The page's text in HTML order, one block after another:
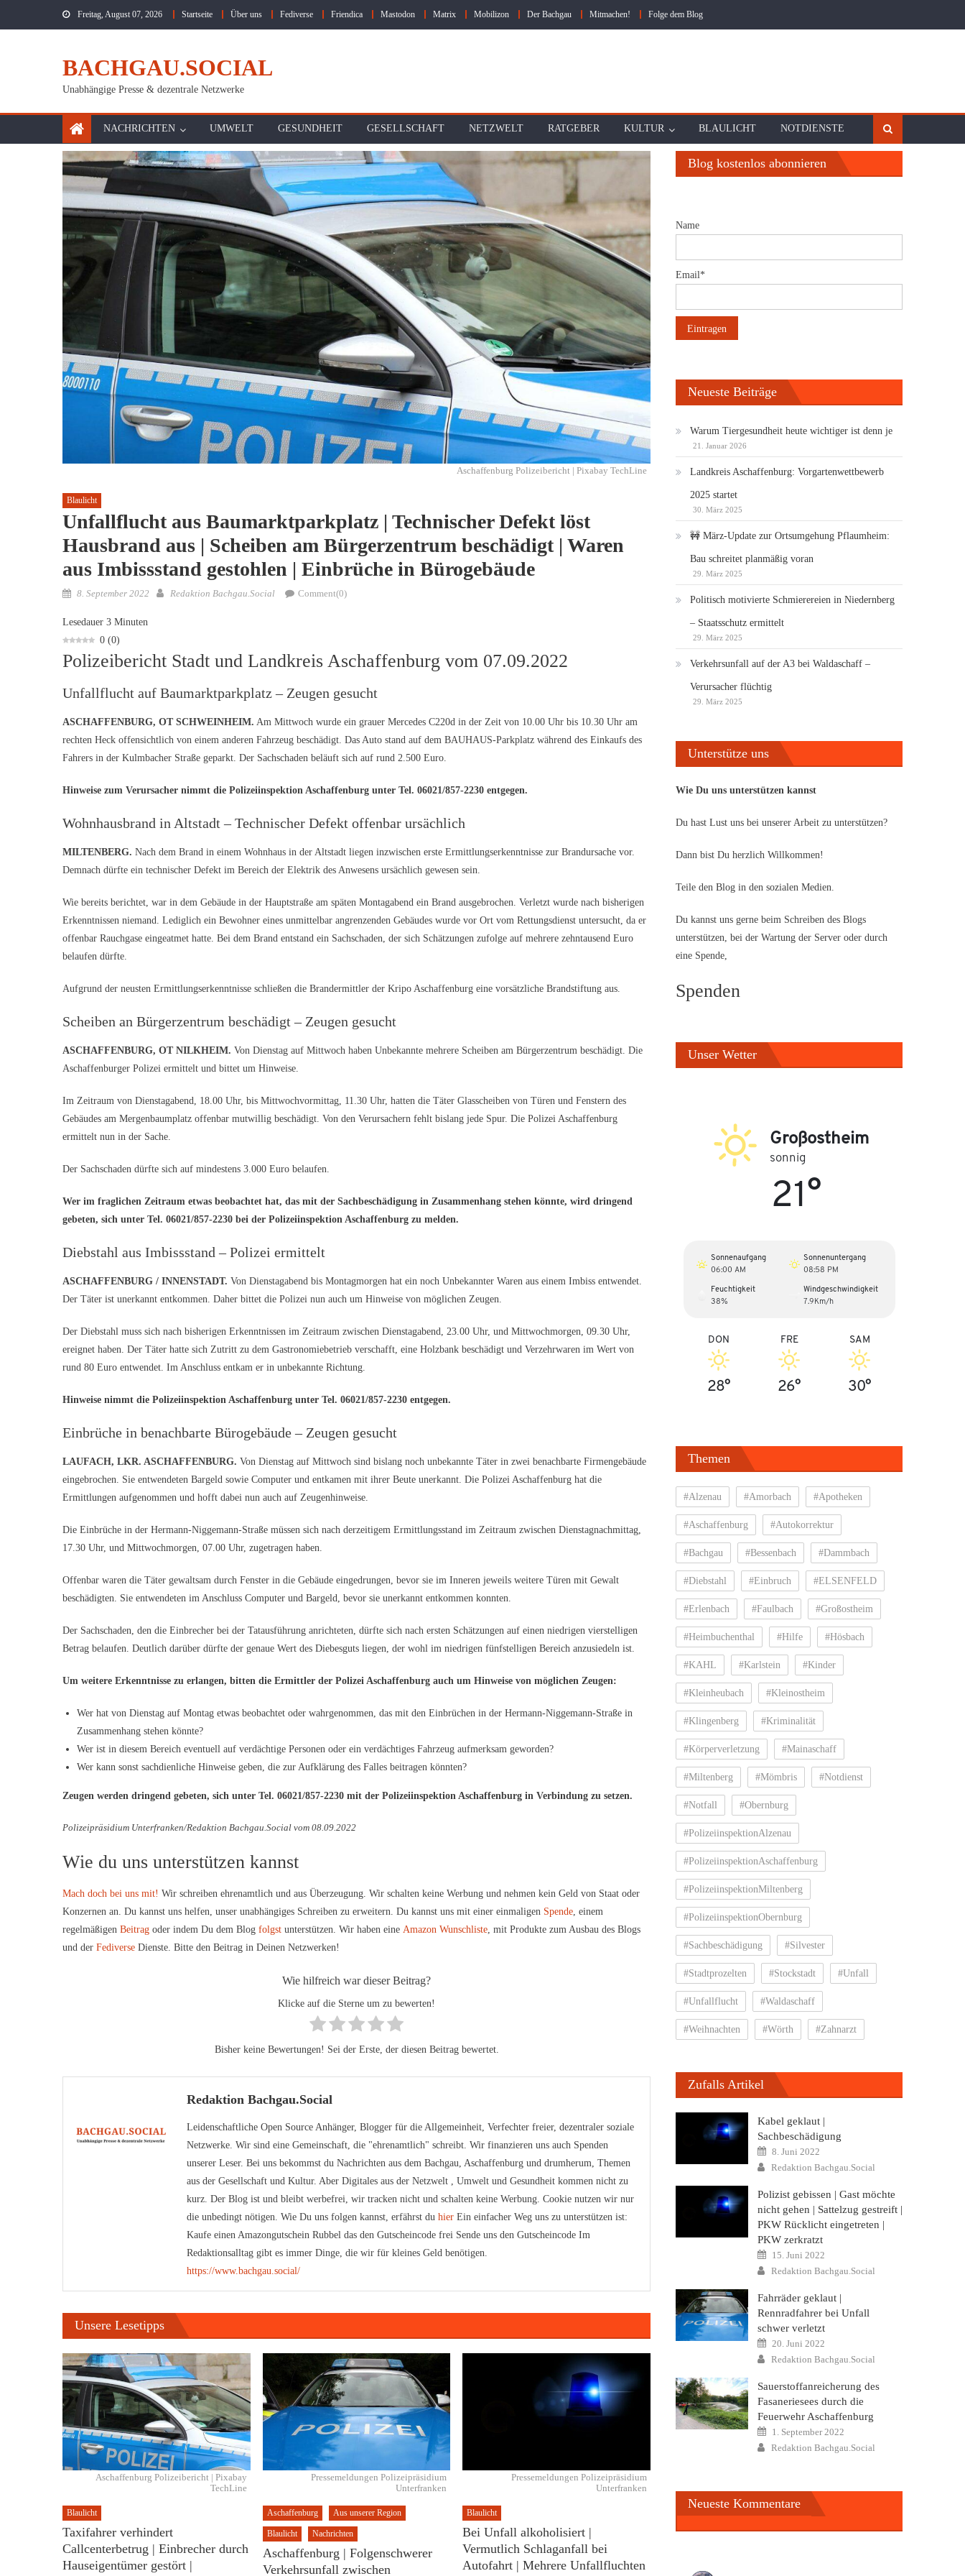
Freitag, August 07, 2026 Startseite Über uns Fediverse Friendica Mastodon Matrix Mobilizon Der Bachgau Mitmachen! Folge dem Blog
BACHGAU.SOCIAL
Unabhängige Presse & dezentrale Netzwerke
NACHRICHTEN UMWELT GESUNDHEIT GESELLSCHAFT NETZWELT RATGEBER KULTUR BLAULICHT NOTDIENSTE
Aschaffenburg Polizeibericht | Pixabay TechLine
Blaulicht
Unfallflucht aus Baumarktparkplatz | Technischer Defekt löst
Hausbrand aus | Scheiben am Bürgerzentrum beschädigt | Waren
aus Imbissstand gestohlen | Einbrüche in Bürogebäude
Posted
8. September 2022 Author
Redaktion Bachgau.Social Comment(0)
Lesedauer 3 Minuten
0 (0)
Polizeibericht Stadt und Landkreis Aschaffenburg vom 07.09.2022
Unfallflucht auf Baumarktparkplatz – Zeugen gesucht
ASCHAFFENBURG, OT SCHWEINHEIM. Am Mittwoch wurde ein grauer Mercedes C220d in der Zeit von 10.00 Uhr bis 10.30 Uhr am
rechten Heck offensichtlich von einem anderen Fahrzeug beschädigt. Das Auto stand auf dem BAUHAUS-Parkplatz während des Einkaufs des
Fahrers in der Kulmbacher Straße geparkt. Der Sachschaden beläuft sich auf rund 2.500 Euro.
Hinweise zum Verursacher nimmt die Polizeiinspektion Aschaffenburg unter Tel. 06021/857-2230 entgegen.
Wohnhausbrand in Altstadt – Technischer Defekt offenbar ursächlich
MILTENBERG. Nach dem Brand in einem Wohnhaus in der Altstadt liegen inzwischen erste Ermittlungserkenntnisse zur Brandursache vor.
Demnach dürfte ein technischer Defekt im Bereich der Elektrik des Anwesens ursächlich gewesen sein.
Wie bereits berichtet, war in dem Gebäude in der Hauptstraße am späten Montagabend ein Brand ausgebrochen. Verletzt wurde nach bisherigen
Erkenntnissen niemand. Lediglich ein Bewohner eines unmittelbar angrenzenden Gebäudes wurde vor Ort vom Rettungsdienst untersucht, da er
offenbar Rauchgase eingeatmet hatte. Bei dem Brand entstand ein Sachschaden, der sich Schätzungen zufolge auf mehrere zehntausend Euro
belaufen dürfte.
Aufgrund der neusten Ermittlungserkenntnisse schließen die Brandermittler der Kripo Aschaffenburg eine vorsätzliche Brandstiftung aus.
Scheiben an Bürgerzentrum beschädigt – Zeugen gesucht
ASCHAFFENBURG, OT NILKHEIM. Von Dienstag auf Mittwoch haben Unbekannte mehrere Scheiben am Bürgerzentrum beschädigt. Die
Aschaffenburger Polizei ermittelt und bittet um Hinweise.
Im Zeitraum von Dienstagabend, 18.00 Uhr, bis Mittwochvormittag, 11.30 Uhr, hatten die Täter Glasscheiben von Türen und Fenstern des
Gebäudes am Mergenbaumplatz offenbar mutwillig beschädigt. Von den Verursachern fehlt bislang jede Spur. Die Polizei Aschaffenburg
ermittelt nun in der Sache.
Der Sachschaden dürfte sich auf mindestens 3.000 Euro belaufen.
Wer im fraglichen Zeitraum etwas beobachtet hat, das mit der Sachbeschädigung in Zusammenhang stehen könnte, wird dringend
gebeten, sich unter Tel. 06021/857-2230 bei der Polizeiinspektion Aschaffenburg zu melden.
Diebstahl aus Imbissstand – Polizei ermittelt
ASCHAFFENBURG / INNENSTADT. Von Dienstagabend bis Montagmorgen hat ein noch Unbekannter Waren aus einem Imbiss entwendet.
Der Täter ist unerkannt entkommen. Daher bittet die Polizei nun auch um Hinweise von möglichen Zeugen.
Der Diebstahl muss sich nach bisherigen Erkenntnissen im Zeitraum zwischen Dienstagabend, 23.00 Uhr, und Mittwochmorgen, 09.30 Uhr,
ereignet haben. Der Täter hatte sich Zutritt zu dem Gastronomiebetrieb verschafft, eine Holzbank beschädigt und Verzehrwaren im Wert von
rund 80 Euro entwendet. Im Anschluss entkam er in unbekannte Richtung.
Hinweise nimmt die Polizeiinspektion Aschaffenburg unter Tel. 06021/857-2230 entgegen.
Einbrüche in benachbarte Bürogebäude – Zeugen gesucht
LAUFACH, LKR. ASCHAFFENBURG. Von Dienstag auf Mittwoch sind bislang noch unbekannte Täter in zwei benachbarte Firmengebäude
eingebrochen. Sie entwendeten Bargeld sowie Computer und entkamen mit ihrer Beute unerkannt. Die Polizei Aschaffenburg hat die
Ermittlungen aufgenommen und hofft dabei nun auch auf Zeugenhinweise.
Die Einbrüche in der Hermann-Niggemann-Straße müssen sich nach derzeitigem Ermittlungsstand im Zeitraum zwischen Dienstagnachmittag,
17.30 Uhr, und Mittwochmorgen, 07.00 Uhr, zugetragen haben.
Offenbar waren die Täter gewaltsam durch Fenster in die Gebäude eingedrungen, bevor sie im Inneren jeweils weitere Türen mit Gewalt
beschädigten. Sie entwendeten im Anschluss Computer und Bargeld, bevor sie unerkannt entkommen konnten.
Der Sachschaden, den die Einbrecher bei der Tatausführung anrichteten, dürfte sich nach ersten Schätzungen auf einen niedrigen vierstelligen
Betrag belaufen. Deutlich darüber dürfte der genaue Wert des Diebesguts liegen, der wohl im niedrigen fünfstelligen Bereich anzusiedeln ist.
Um weitere Erkenntnisse zu erlangen, bitten die Ermittler der Polizei Aschaffenburg auch um Hinweise von möglichen Zeugen:
Wer hat von Dienstag auf Montag etwas beobachtet oder wahrgenommen, das mit den Einbrüchen in der Hermann-Niggemann-Straße in
Zusammenhang stehen könnte?
Wer ist in diesem Bereich eventuell auf verdächtige Personen oder ein verdächtiges Fahrzeug aufmerksam geworden?
Wer kann sonst sachdienliche Hinweise geben, die zur Aufklärung des Falles beitragen könnten?
Zeugen werden dringend gebeten, sich unter Tel. 06021/857-2230 mit der Polizeiinspektion Aschaffenburg in Verbindung zu setzen.
Polizeipräsidium Unterfranken/Redaktion Bachgau.Social vom 08.09.2022
Wie du uns unterstützen kannst
Mach doch bei uns mit! Wir schreiben ehrenamtlich und aus Überzeugung. Wir schalten keine Werbung und nehmen kein Geld von Staat oder
Konzernen an. Du kannst uns helfen, unser unabhängiges Schreiben zu erweitern. Du kannst uns mit einer einmaligen Spende , einem
regelmäßigen Beitrag oder indem Du dem Blog folgst unterstützen. Wir haben eine Amazon Wunschliste , mit Produkte zum Ausbau des Blogs
und der Fediverse Dienste. Bitte den Beitrag in Deinen Netzwerken!
Wie hilfreich war dieser Beitrag?
Klicke auf die Sterne um zu bewerten!
Bisher keine Bewertungen! Sei der Erste, der diesen Beitrag bewertet.
Redaktion Bachgau.Social
Leidenschaftliche Open Source Anhänger, Blogger für die Allgemeinheit, Verfechter freier, dezentraler soziale
Netzwerke. Wir sind eine Gemeinschaft, die "ehrenamtlich" schreibt. Wir finanzieren uns auch Spenden
unserer Leser. Bei uns bekommst du Nachrichten aus dem Bachgau, Aschaffenburg und drumherum, Themen
aus der Gesellschaft und Kultur. Aber Digitales aus der Netzwelt , Umwelt und Gesundheit kommen nicht zu
kurz. Der Blog ist und bleibt werbefrei, wir tracken nicht und schalten keine Werbung. Cookie nutzen wir nur
die unbedingt nötigen. Wie Du uns folgen kannst, erfährst duhier Ein einfacher Weg uns zu unterstützen ist:
Kaufe einen Amazongutschein Rubbel das den Gutscheincode frei Sende uns den Gutscheincode Im
Redaktionsalltag gibt es immer Dinge, die wir für kleines Geld benötigen.
https://www.bachgau.social/
Unsere Lesetipps
Aschaffenburg Polizeibericht | Pixabay
TechLine
Blaulicht
Taxifahrer verhindert
Callcenterbetrug | Einbrecher durch
Hauseigentümer gestört |
Pressemeldungen Polizeipräsidium
Unterfranken
Aschaffenburg Aus unserer Region
Blaulicht Nachrichten
Aschaffenburg | Folgenschwerer
Verkehrsunfall zwischen
Pressemeldungen Polizeipräsidium
Unterfranken
Blaulicht
Bei Unfall alkoholisiert |
Vermutlich Schlaganfall bei
Autofahrt | Mehrere Unfallfluchten
Blog kostenlos abonnieren
Name
Email*
Neueste Beiträge
Warum Tiergesundheit heute wichtiger ist denn je
21. Januar 2026
Landkreis Aschaffenburg: Vorgartenwettbewerb
2025 startet
30. März 2025
🚧 März-Update zur Ortsumgehung Pflaumheim:
Bau schreitet planmäßig voran
29. März 2025
Politisch motivierte Schmierereien in Niedernberg
– Staatsschutz ermittelt
29. März 2025
Verkehrsunfall auf der A3 bei Waldaschaff –
Verursacher flüchtig
29. März 2025
Unterstütze uns
Wie Du uns unterstützen kannst
Du hast Lust uns bei unserer Arbeit zu unterstützen?
Dann bist Du herzlich Willkommen!
Teile den Blog in den sozialen Medien.
Du kannst uns gerne beim Schreiben des Blogs
unterstützen, bei der Wartung der Server oder durch
eine Spende,
Spenden
Unser Wetter
Großostheim
sonnig
21°
Sonnenaufgang
06:00 AM
Sonnenuntergang
08:58 PM
Feuchtigkeit
38%
Windgeschwindigkeit
7.9Km/h
DON
28°
FRE
26°
SAM
30°
Themen
#Alzenau #Amorbach #Apotheken
#Aschaffenburg #Autokorrektur
#Bachgau #Bessenbach #Dammbach
#Diebstahl #Einbruch #ELSENFELD
#Erlenbach #Faulbach #Großostheim
#Heimbuchenthal #Hilfe #Hösbach
#KAHL #Karlstein #Kinder
#Kleinheubach #Kleinostheim
#Klingenberg #Kriminalität
#Körperverletzung #Mainaschaff
#Miltenberg #Mömbris #Notdienst
#Notfall #Obernburg
#PolizeiinspektionAlzenau
#PolizeiinspektionAschaffenburg
#PolizeiinspektionMiltenberg
#PolizeiinspektionObernburg
#Sachbeschädigung #Silvester
#Stadtprozelten #Stockstadt #Unfall
#Unfallflucht #Waldaschaff
#Weihnachten #Wörth #Zahnarzt
Zufalls Artikel
Kabel geklaut |
Sachbeschädigung
Posted
on
8. Juni 2022
Author
Redaktion Bachgau.Social
Polizist gebissen | Gast möchte
nicht gehen | Sattelzug gestreift |
PKW Rücklicht eingetreten |
PKW zerkratzt
Posted
on
15. Juni 2022
Author
Redaktion Bachgau.Social
Fahrräder geklaut |
Rennradfahrer bei Unfall
schwer verletzt
Posted
on
20. Juni 2022
Author
Redaktion Bachgau.Social
Sauerstoffanreicherung des
Fasaneriesees durch die
Feuerwehr Aschaffenburg
Posted
on
1. September 2022
Author
Redaktion Bachgau.Social
Neueste Kommentare